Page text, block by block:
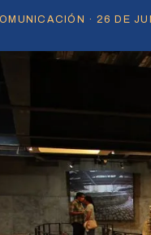
· 26 DE